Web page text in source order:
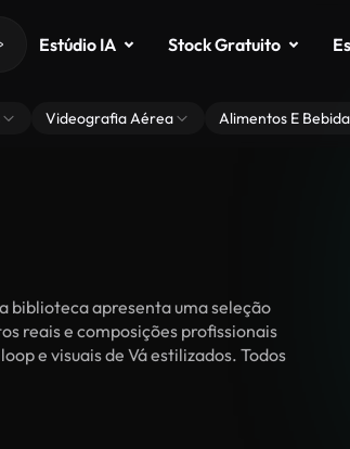
Estúdio IA Stock Gratuito
Videografia Aérea Alimentos E
biblioteca apresenta uma seleção
reais e composições profissionais
e visuais de Vá estilizados. Todos